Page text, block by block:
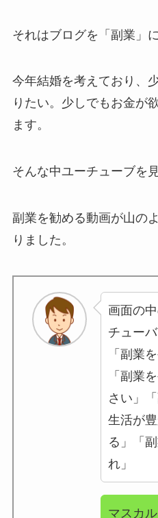
それはブログを「副業」
今年結婚を考えており、
りたい。少しでもお金が
ます。
そんな中ユーチューブを
副業を勧める動画が山の
りました。
画面の
チューバ
「副業
「副業
さい」
生活が
る」「
れ」
マスカル